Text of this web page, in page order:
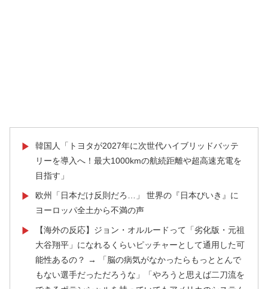
▶
韓国人「トヨタが2027年に次世代ハイブリッドバッテ
リーを導入へ！最大1000kmの航続距離や超高速充電を
目指す」
▶
欧州「日本だけ反則だろ…」 世界の『日本びいき』に
ヨーロッパ全土から不満の声
▶
【海外の反応】ジョン・オルルードって「劣化版・元祖
大谷翔平」になれるくらいピッチャーとして通用した可
能性あるの？ → 「脳の病気がなかったらもっととんで
もない選手だっただろうな」「やろうと思えば二刀流を